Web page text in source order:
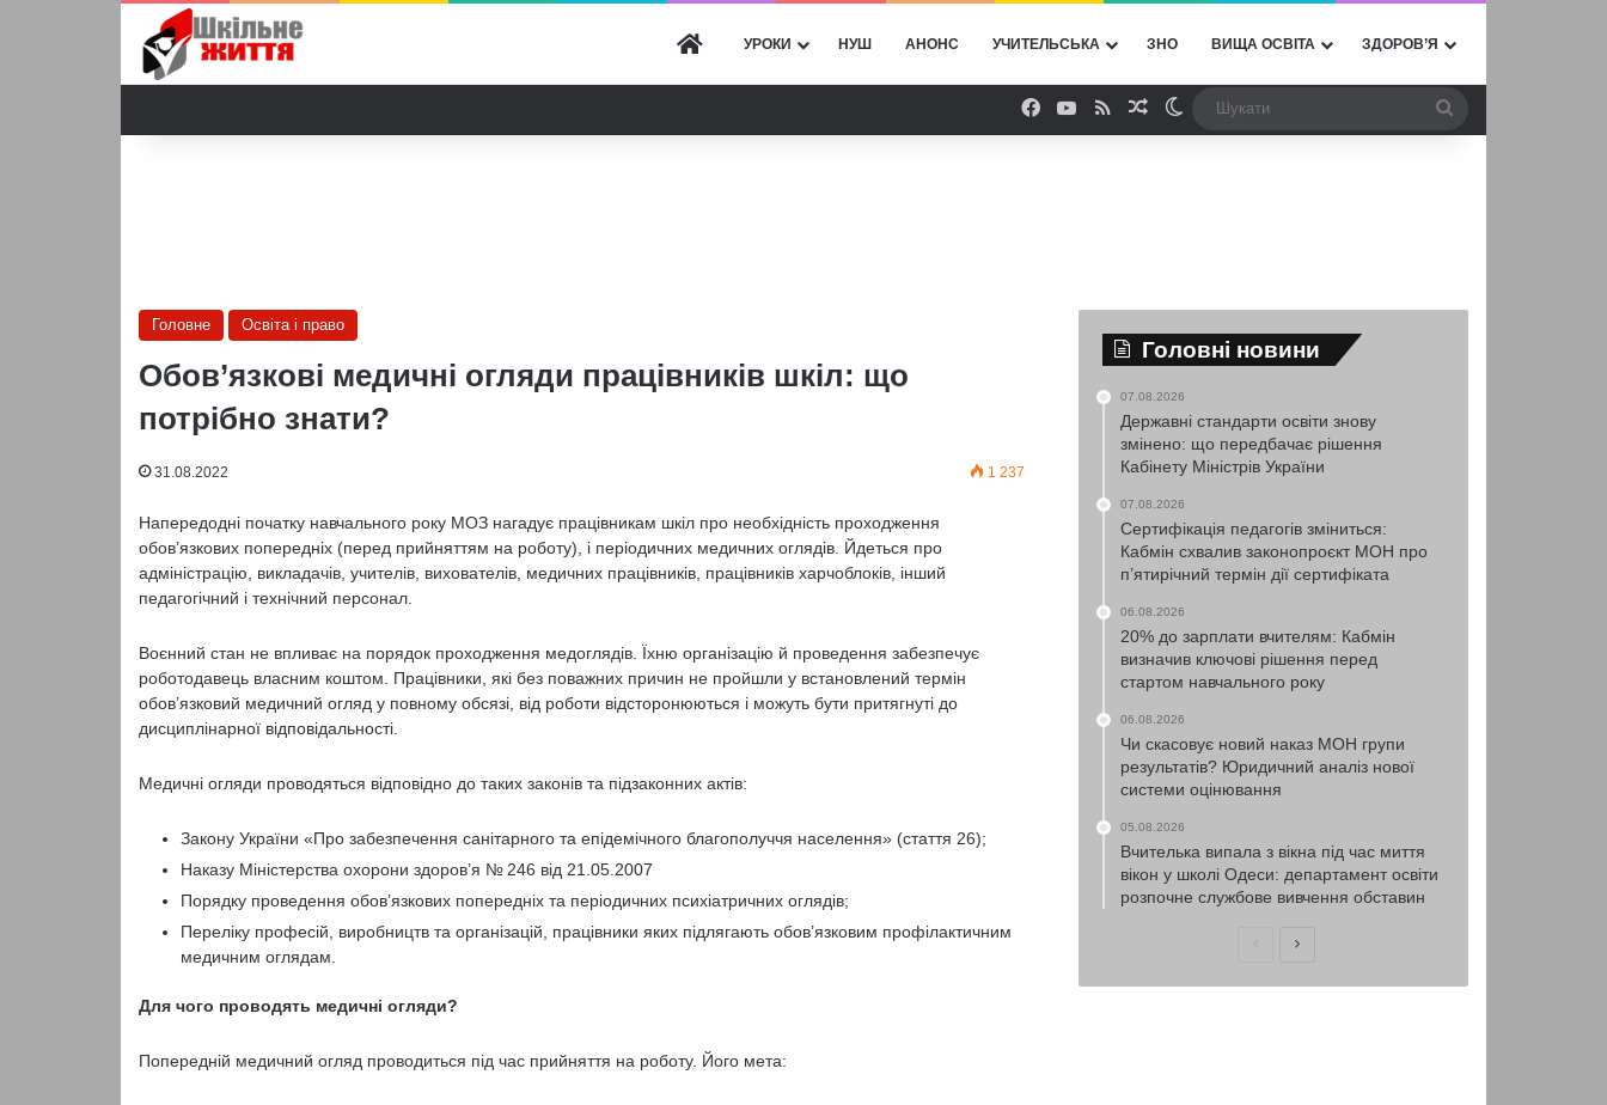
ГОЛОВНА
УРОКИ НУШ АНОНС УЧИТЕЛЬСЬКА ЗНО ВИЩА ОСВІТА ЗДОРОВ’Я
Facebook
YouTube
RSSВипадкова стаття
Switch skin
Головне Освіта і право
Обов’язкові медичні огляди працівників шкіл: що
потрібно знати?
31.08.2022 1 237
Напередодні початку навчального року МОЗ нагадує працівникам шкіл про необхідність проходження
обов’язкових попередніх (перед прийняттям на роботу), і періодичних медичних оглядів. Йдеться про
адміністрацію, викладачів, учителів, вихователів, медичних працівників, працівників харчоблоків, інший
педагогічний і технічний персонал.
Воєнний стан не впливає на порядок проходження медоглядів. Їхню організацію й проведення забезпечує
роботодавець власним коштом. Працівники, які без поважних причин не пройшли у встановлений термін
обов’язковий медичний огляд у повному обсязі, від роботи відсторонюються і можуть бути притягнуті до
дисциплінарної відповідальності.
Медичні огляди проводяться відповідно до таких законів та підзаконних актів:
Закону України «Про забезпечення санітарного та епідемічного благополуччя населення» (стаття 26);
Наказу Міністерства охорони здоров’я № 246 від 21.05.2007
Порядку проведення обов’язкових попередніх та періодичних психіатричних оглядів;
Переліку професій, виробництв та організацій, працівники яких підлягають обов’язковим профілактичним
медичним оглядам.
Для чого проводять медичні огляди?
Попередній медичний огляд проводиться під час прийняття на роботу. Його мета:
Головні новини
07.08.2026
Державні стандарти освіти знову
змінено: що передбачає рішення
Кабінету Міністрів України
07.08.2026
Сертифікація педагогів зміниться:
Кабмін схвалив законопроєкт МОН про
п’ятирічний термін дії сертифіката
06.08.2026
20% до зарплати вчителям: Кабмін
визначив ключові рішення перед
стартом навчального року
06.08.2026
Чи скасовує новий наказ МОН групи
результатів? Юридичний аналіз нової
системи оцінювання
05.08.2026
Вчителька випала з вікна під час миття
вікон у школі Одеси: департамент освіти
розпочне службове вивчення обставин
ПопередняНаступна